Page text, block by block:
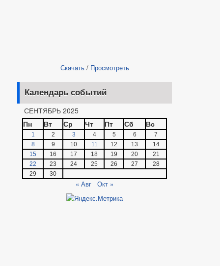
Скачать/ Просмотреть
Календарь событий
СЕНТЯБРЬ 2025
Пн
Вт Ср Чт Пт Сб Вс
1 2 3 4 5 6
7
8
9 10 11 12 13
14
15
16 17 18 19 20
21
22
23 24 25 26 27
28
29
30
« Авг Окт »